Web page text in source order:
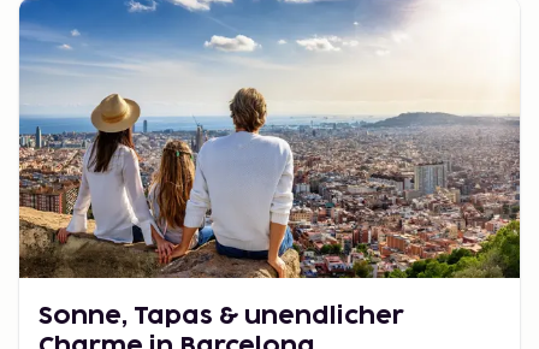
Sonne, Tapas & unendlicher